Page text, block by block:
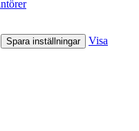
Spara inställningar
Visa